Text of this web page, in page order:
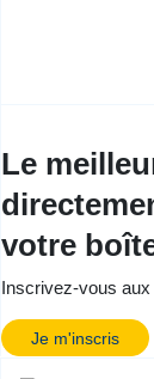
Le
votre
Inscrivez-vous
Je m'inscris